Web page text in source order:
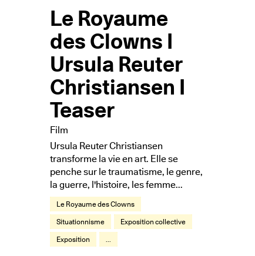
Le Royaume
des Clowns I
Ursula Reuter
Christiansen I
Teaser
Film
Ursula Reuter Christiansen
transforme la vie en art. Elle se
penche sur le traumatisme, le genre,
la guerre, l'histoire, les femme...
Le Royaume des Clowns
Situationnisme
Exposition collective
Exposition
...